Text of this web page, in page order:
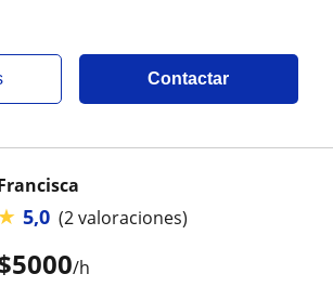
Contactar
5000/h
5,0 (2 valoraciones)